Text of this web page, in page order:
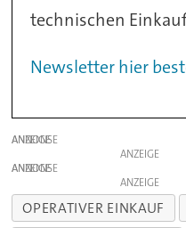
technischen
Newsletter hier
ANZEIGE
ANZEIGE
ANZEIGE
ANZEIGE
OPERATIVER EINKAUF